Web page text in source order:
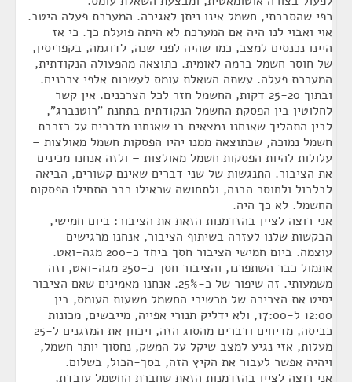
כפי שהסברתי, חשמל אינו ניתן לאגירה. המערכת פעלה היטב.
אוי ואבוי לנו היה אם המערכת לא היתה פועלת כך. כי אז
היינו נכנסים למצב, כמו שהיה לפני שנה, לדוגמה, בקפריסין,
של חוסר חשמל ברמה לאומית. כתוצאה מהפעולה הנקודתית,
המערכת פעלה. עשתה השאלת עומס לעשרות אלפי צרכנים.
ובתוך 25-20 דקות, החשמל חזר לכל הצרכנים. אין קשר
לחלוטין בין הפסקת החשמל הנקודתית בתחנת "רוטנברג",
לבין התהליך שאנחנו נמצאים בו שאנחנו מדברים על רזרבת
חשמל נמוכה, שכתוצאה ממנו יהיו הפסקות חשמל מאולצות –
עלולות להיות הפסקות חשמל מאולצות – ולזה אנחנו מכינים
את הציבור. התנגשות של שני דברים שאינם קשורים, הביאה
לבלבול ולחוסר הבנה, ולתחושה שכאילו כבר התחילו הפסקות
החשמל. לא כך היה.
אני רוצה לציין בהזדמנות הזאת את הציבור: ביום חמישי,
הבקשות שלנו לעזרה בשיתוף הציבור, אנחנו מרגישים
עוצמה. ביום חמישי הציבור חסך ביחד כ-200 מגה-ואט.
אתמול כבר השתפרנו, והציבור חסך כ-250 מגה-ואט, וזה
משמעותי. זה שיפור של כ-25%. אנחנו מאמינים שאם הציבור
יסיט את הצריכה של מכשירי החשמל משעות העומס, בין
12:00 ל-17:00, ולא ידליק תנורי אפייה, מייבשים, מכונות
כביסה, מדיחים ודברים מהסוג הזה, ויכוון את המזגנים ל-25
מעלות, אזי נגיע למצב שיקל על המשק, נחסוך יותר חשמל,
ויהיה אפשר לעבור את הקיץ הזה, בסך-הכול, בשלום.
אני רוצה לציין בהזדמנות הזאת שחברת החשמל עובדת,